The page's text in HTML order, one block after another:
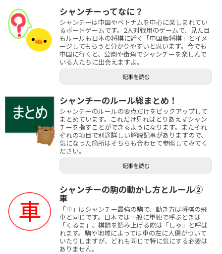
シャンチーってなに？
シャンチーは中国やベトナムを中心に楽しまれてい
るボードゲームです。2人対戦用のゲームで、見た目
もルールも日本の将棋に近く「中国版将棋」とイメ
ージしてもらうと分かりやすいと思います。今でも
中国に行くと、公園や街角でシャンチーを楽しんで
いる人たちに出会えますよ。
記事を読む
シャンチーのルール総まとめ！
シャンチーのルールの要点だけをピックアップして
まとめています。これだけ見ればとりあえずシャン
チーを指すことができるようになります。またそれ
ぞれの項目で別途詳しい解説記事がありますので、
気になった箇所はそちらも合わせて参照してみてく
ださい。
記事を読む
シャンチーの駒の動かし方とルール②
車
「車」はシャンチー最強の駒で、動き方は将棋の飛
車と同じです。日本では一般に単独で呼ぶときは
「くるま」、棋譜を読み上げる際は「しゃ」と呼ば
れます。駒や地域によっては車の左に人偏がついて
いたりしますが、どれも同じで特に気にする必要は
ありません。